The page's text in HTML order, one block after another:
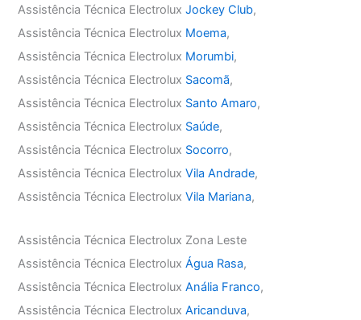
Assistência Técnica ElectroluxJockey Club,
Assistência Técnica Electrolux Moema,
Assistência Técnica Electrolux Morumbi,
Assistência Técnica Electrolux Sacomã,
Assistência Técnica Electrolux Santo Amaro,
Assistência Técnica Electrolux Saúde,
Assistência Técnica Electrolux Socorro,
Assistência Técnica ElectroluxVila Andrade,
Assistência Técnica ElectroluxVila Mariana,
Assistência Técnica Electrolux Zona Leste
Assistência Técnica ElectroluxÁgua Rasa,
Assistência Técnica ElectroluxAnália Franco,
Assistência Técnica ElectroluxAricanduva,